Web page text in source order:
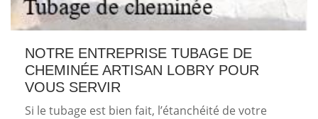
NOTRE ENTREPRISE TUBAGE DE
CHEMINÉE ARTISAN LOBRY POUR
VOUS SERVIR
Si le tubage est bien fait, l’étanchéité de votre